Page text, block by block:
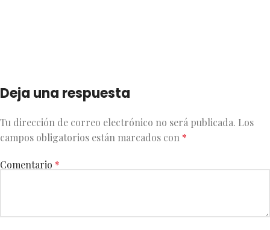
Deja una respuesta
Tu dirección de correo electrónico no será publicada. Los
campos obligatorios están marcados con *
Comentario *